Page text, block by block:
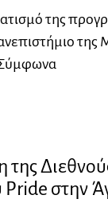
της
Pride στην